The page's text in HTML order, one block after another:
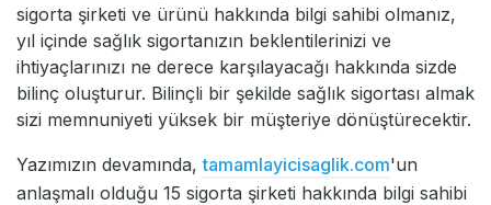
sigorta şirketi ve ürünü hakkında bilgi sahibi olmanız,
yıl içinde sağlık sigortanızın beklentilerinizi ve
ihtiyaçlarınızı ne derece karşılayacağı hakkında sizde
bilinç oluşturur. Bilinçli bir şekilde sağlık sigortası almak
sizi memnuniyeti yüksek bir müşteriye dönüştürecektir.
Yazımızın devamında,tamamlayicisaglik.com'un
anlaşmalı olduğu 15 sigorta şirketi hakkında bilgi sahibi